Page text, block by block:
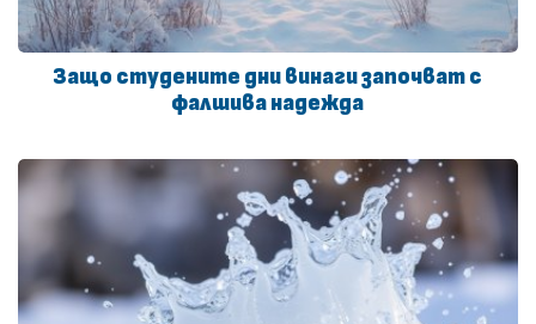
Защо студените дни винаги започват с
фалшива надежда